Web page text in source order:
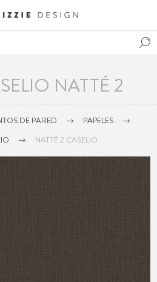
NATTÉ 2
DE PARED
PAPELES
NATTÊ 2 CASELIO